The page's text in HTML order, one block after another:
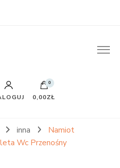
0
0,00ZŁ
inna
Namiot
Wc Przenośny